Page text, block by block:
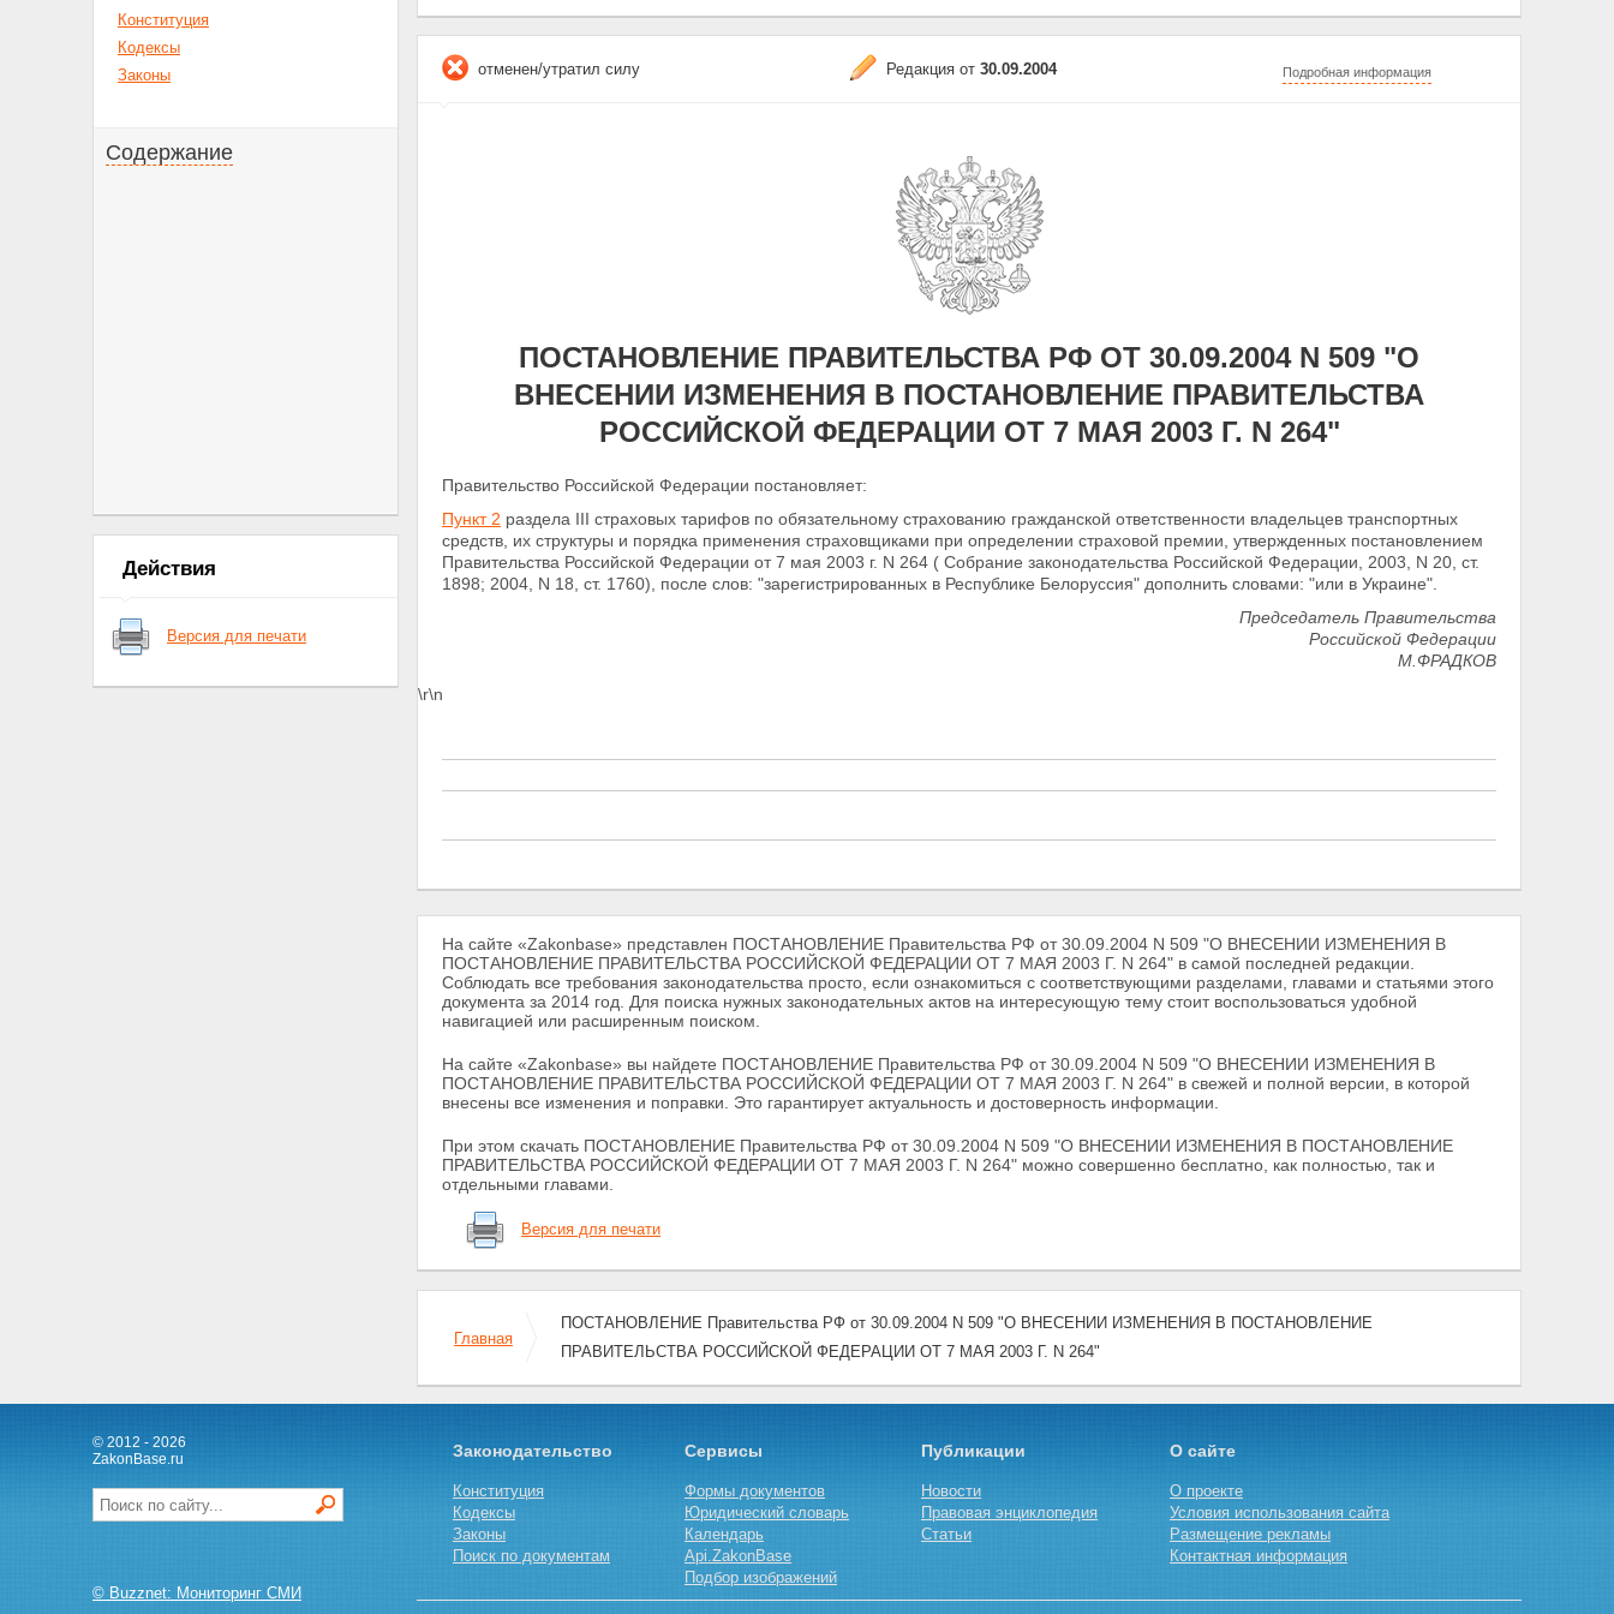
Конституция
Кодексы
Законы
Содержание
Действия
Версия для печати
отменен/утратил силу Редакция от 30.09.2004 Подробная информация
ПОСТАНОВЛЕНИЕ ПРАВИТЕЛЬСТВА РФ ОТ 30.09.2004 N 509 "О
ВНЕСЕНИИ ИЗМЕНЕНИЯ В ПОСТАНОВЛЕНИЕ ПРАВИТЕЛЬСТВА
РОССИЙСКОЙ ФЕДЕРАЦИИ ОТ 7 МАЯ 2003 Г. N 264"
Правительство Российской Федерации постановляет:
Пункт 2 раздела III страховых тарифов по обязательному страхованию гражданской ответственности владельцев транспортных
средств, их структуры и порядка применения страховщиками при определении страховой премии, утвержденных постановлением
Правительства Российской Федерации от 7 мая 2003 г. N 264 ( Собрание законодательства Российской Федерации, 2003, N 20, ст.
1898; 2004, N 18, ст. 1760), после слов: "зарегистрированных в Республике Белоруссия" дополнить словами: "или в Украине".
Председатель Правительства
Российской Федерации
М.ФРАДКОВ
\r\n
На сайте «Zakonbase» представлен ПОСТАНОВЛЕНИЕ Правительства РФ от 30.09.2004 N 509 "О ВНЕСЕНИИ ИЗМЕНЕНИЯ В
ПОСТАНОВЛЕНИЕ ПРАВИТЕЛЬСТВА РОССИЙСКОЙ ФЕДЕРАЦИИ ОТ 7 МАЯ 2003 Г. N 264" в самой последней редакции.
Соблюдать все требования законодательства просто, если ознакомиться с соответствующими разделами, главами и статьями этого
документа за 2014 год. Для поиска нужных законодательных актов на интересующую тему стоит воспользоваться удобной
навигацией или расширенным поиском.
На сайте «Zakonbase» вы найдете ПОСТАНОВЛЕНИЕ Правительства РФ от 30.09.2004 N 509 "О ВНЕСЕНИИ ИЗМЕНЕНИЯ В
ПОСТАНОВЛЕНИЕ ПРАВИТЕЛЬСТВА РОССИЙСКОЙ ФЕДЕРАЦИИ ОТ 7 МАЯ 2003 Г. N 264" в свежей и полной версии, в которой
внесены все изменения и поправки. Это гарантирует актуальность и достоверность информации.
При этом скачать ПОСТАНОВЛЕНИЕ Правительства РФ от 30.09.2004 N 509 "О ВНЕСЕНИИ ИЗМЕНЕНИЯ В ПОСТАНОВЛЕНИЕ
ПРАВИТЕЛЬСТВА РОССИЙСКОЙ ФЕДЕРАЦИИ ОТ 7 МАЯ 2003 Г. N 264" можно совершенно бесплатно, как полностью, так и
отдельными главами.
Версия для печати
Главная
ПОСТАНОВЛЕНИЕ Правительства РФ от 30.09.2004 N 509 "О ВНЕСЕНИИ ИЗМЕНЕНИЯ В ПОСТАНОВЛЕНИЕ
ПРАВИТЕЛЬСТВА РОССИЙСКОЙ ФЕДЕРАЦИИ ОТ 7 МАЯ 2003 Г. N 264"
© 2012 - 2026
ZakonBase.ru
© Buzznet: Мониторинг СМИ
Законодательство
Конституция
Кодексы
Законы
Поиск по документам
Сервисы
Формы документов
Юридический словарь
Календарь
Api.ZakonBase
Подбор изображений
Публикации
Новости
Правовая энциклопедия
Статьи
О сайте
О проекте
Условия использования сайта
Размещение рекламы
Контактная информация